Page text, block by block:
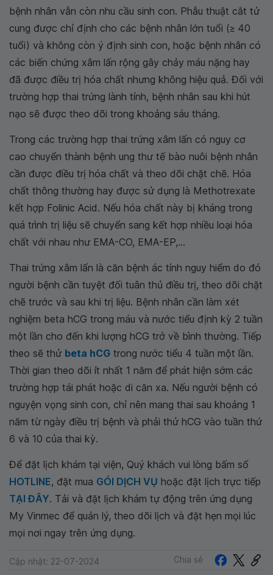
bệnh nhân vẫn còn nhu cầu sinh con. Phẫu thuật cắt tử
cung được chỉ định cho các bệnh nhân lớn tuổi (≥ 40
tuổi) và không còn ý định sinh con, hoặc bệnh nhân có
các biến chứng xâm lấn rộng gây chảy máu nặng hay
đã được điều trị hóa chất nhưng không hiệu quả. Đối với
trường hợp thai trứng lành tính, bệnh nhân sau khi hút
nạo sẽ được theo dõi trong khoảng sáu tháng.
Trong các trường hợp thai trứng xâm lấn có nguy cơ
cao chuyển thành bệnh ung thư tế bào nuôi bệnh nhân
cần được điều trị hóa chất và theo dõi chặt chẽ. Hóa
chất thông thường hay được sử dụng là Methotrexate
kết hợp Folinic Acid. Nếu hóa chất này bị kháng trong
quá trình trị liệu sẽ chuyển sang kết hợp nhiều loại hóa
chất với nhau như EMA-CO, EMA-EP,...
Thai trứng xâm lấn là căn bệnh ác tính nguy hiểm do đó
người bệnh cần tuyệt đối tuân thủ điều trị, theo dõi chặt
chẽ trước và sau khi trị liệu. Bệnh nhân cần làm xét
nghiệm beta hCG trong máu và nước tiểu định kỳ 2 tuần
một lần cho đến khi lượng hCG trở về bình thường. Tiếp
theo sẽ thử beta hCG trong nước tiểu 4 tuần một lần.
Thời gian theo dõi ít nhất 1 năm để phát hiện sớm các
trường hợp tái phát hoặc di căn xa. Nếu người bệnh có
nguyện vọng sinh con, chỉ nên mang thai sau khoảng 1
năm từ ngày điều trị bệnh và phải thử hCG vào tuần thứ
6 và 10 của thai kỳ.
Để đặt lịch khám tại viện, Quý khách vui lòng bấm số
HOTLINE, đặt mua GÓI DỊCH VỤ hoặc đặt lịch trực tiếp
TẠI ĐÂY. Tải và đặt lịch khám tự động trên ứng dụng
My Vinmec để quản lý, theo dõi lịch và đặt hẹn mọi lúc
mọi nơi ngay trên ứng dụng.
Cập nhật: 22-07-2024 Chia sẻ